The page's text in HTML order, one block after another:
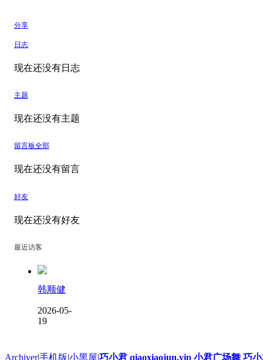
分享
日志
现在还没有日志
主题
现在还没有主题
留言板全部
现在还没有留言
好友
现在还没有好友
最近访客
韩顺健
2026-05-
19
Archiver|手机版|小黑屋|巧小君 qiaoxiaojun.vip 小君广场舞 巧